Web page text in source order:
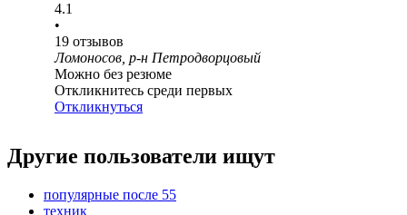
4.1
•
19 отзывов
Ломоносов, р-н Петродворцовый
Можно без резюме
Откликнитесь среди первых
Откликнуться
Другие пользователи ищут
популярные после 55
техник